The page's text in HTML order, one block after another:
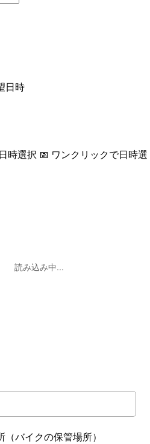
日時
時選択 📅 ワンクリックで日時選
読み込み中...
（バイクの保管場所）